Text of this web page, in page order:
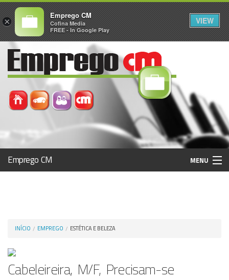
Emprego CM MENU
INÍCIO EMPREGO ESTÉTICA E BELEZA
Cabeleireira, M/F, Precisam-se
×
Emprego CM
Cofina Media
FREE - In Google Play
VIEW